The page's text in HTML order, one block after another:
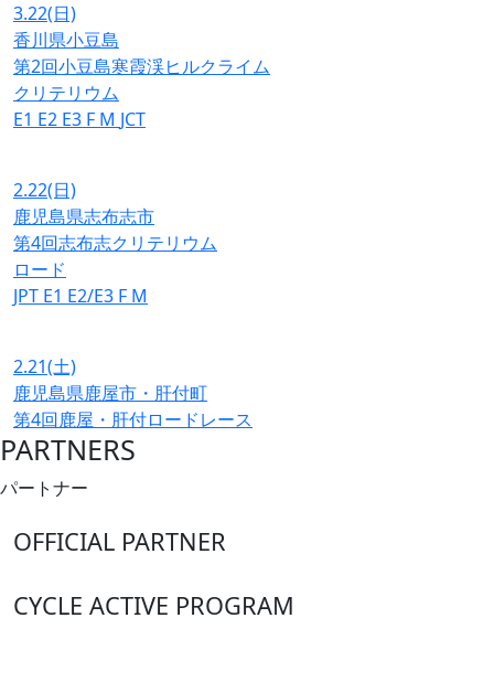
3.22(日)
香川県小豆島
第2回小豆島寒霞渓ヒルクライム
クリテリウム
E1 E2 E3 F M JCT
2.22(日)
鹿児島県志布志市
第4回志布志クリテリウム
ロード
JPT E1 E2/E3 F M
2.21(土)
鹿児島県鹿屋市・肝付町
第4回鹿屋・肝付ロードレース
PARTNERS
パートナー
OFFICIAL PARTNER
CYCLE ACTIVE PROGRAM